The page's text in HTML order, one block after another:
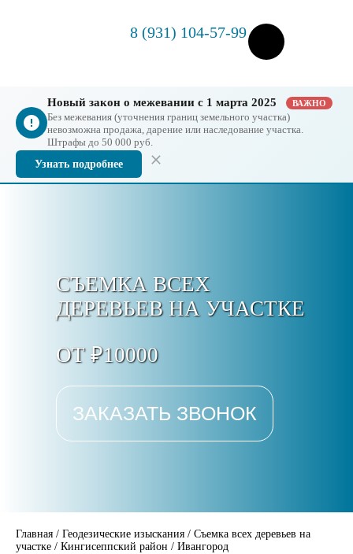
8 (931) 104-57-99
Новый закон о межевании с 1 марта 2025 ВАЖНО
Без межевания (уточнения границ земельного участка)
невозможна продажа, дарение или наследование участка.
Штрафы до 50 000 руб.
Узнать подробнее
СЪЕМКА ВСЕХ
ДЕРЕВЬЕВ НА УЧАСТКЕ
ОТ ₽10000
ЗАКАЗАТЬ ЗВОНОК
Главная / Геодезические изыскания / Съемка всех деревьев на
участке / Кингисеппский район / Ивангород